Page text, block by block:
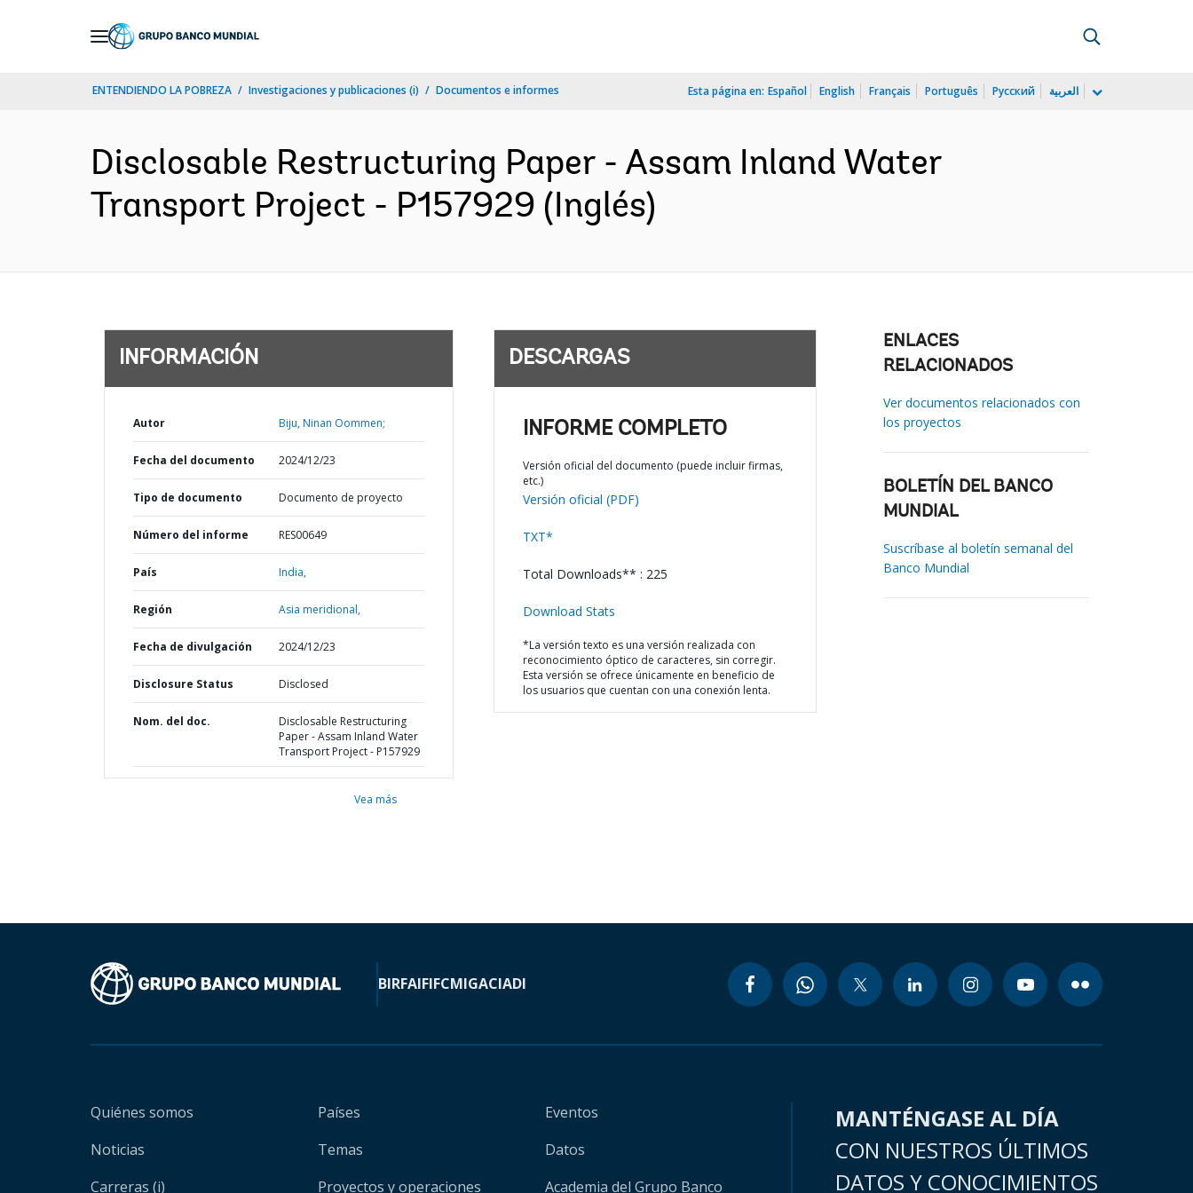
ENTENDIENDO LA POBREZA Investigaciones y publicaciones (i) Documentos e informes Esta página en: Español English Français Português Русский العربية
Disclosable Restructuring Paper - Assam Inland Water
Transport Project - P157929 (Inglés)
INFORMACIÓN
Autor Biju, Ninan Oommen;
Fecha del documento 2024/12/23
Tipo de documento Documento de proyecto
Número del informe RES00649
País India,
Región Asia meridional,
Fecha de divulgación 2024/12/23
Disclosure Status Disclosed
Nom. del doc.
Disclosable Restructuring
Paper - Assam Inland Water
Transport Project - P157929
Vea más
DESCARGAS
INFORME COMPLETO
Versión oficial del documento (puede incluir firmas,
etc.)
Versión oficial (PDF)
TXT*
Total Downloads** : 225
Download Stats
*La versión texto es una versión realizada con
reconocimiento óptico de caracteres, sin corregir.
Esta versión se ofrece únicamente en beneficio de
los usuarios que cuentan con una conexión lenta.
ENLACES
RELACIONADOS
Ver documentos relacionados con
los proyectos
BOLETÍN DEL BANCO
MUNDIAL
Suscríbase al boletín semanal del
Banco Mundial
BIRFAIFIFCMIGACIADI
Quiénes somos
Noticias
Carreras (i)
Países
Temas
Proyectos y operaciones
Eventos
Datos
Academia del Grupo Banco
MANTÉNGASE AL DÍA
CON NUESTROS ÚLTIMOS
DATOS Y CONOCIMIENTOS